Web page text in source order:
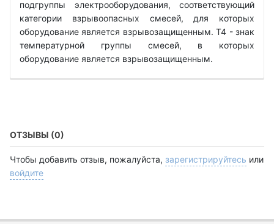
подгруппы электрооборудования, соответствующий
категории взрывоопасных смесей, для которых
оборудование является взрывозащищенным. Т4 - знак
температурной группы смесей, в которых
оборудование является взрывозащищенным.
ОТЗЫВЫ (0)
Чтобы добавить отзыв, пожалуйста, зарегистрируйтесь или
войдите